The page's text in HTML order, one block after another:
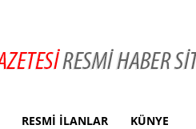
RESMI İLANLAR KÜNYE